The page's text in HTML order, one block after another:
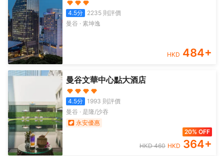
4.5分 2235則評價
曼谷 · 素坤逸
HKD 484+
曼谷文華中心點大酒店
4.5分 1993 則評價
曼谷 · 是隆/沙吞
永安優惠
20% OFF
HKD460 HKD 364+